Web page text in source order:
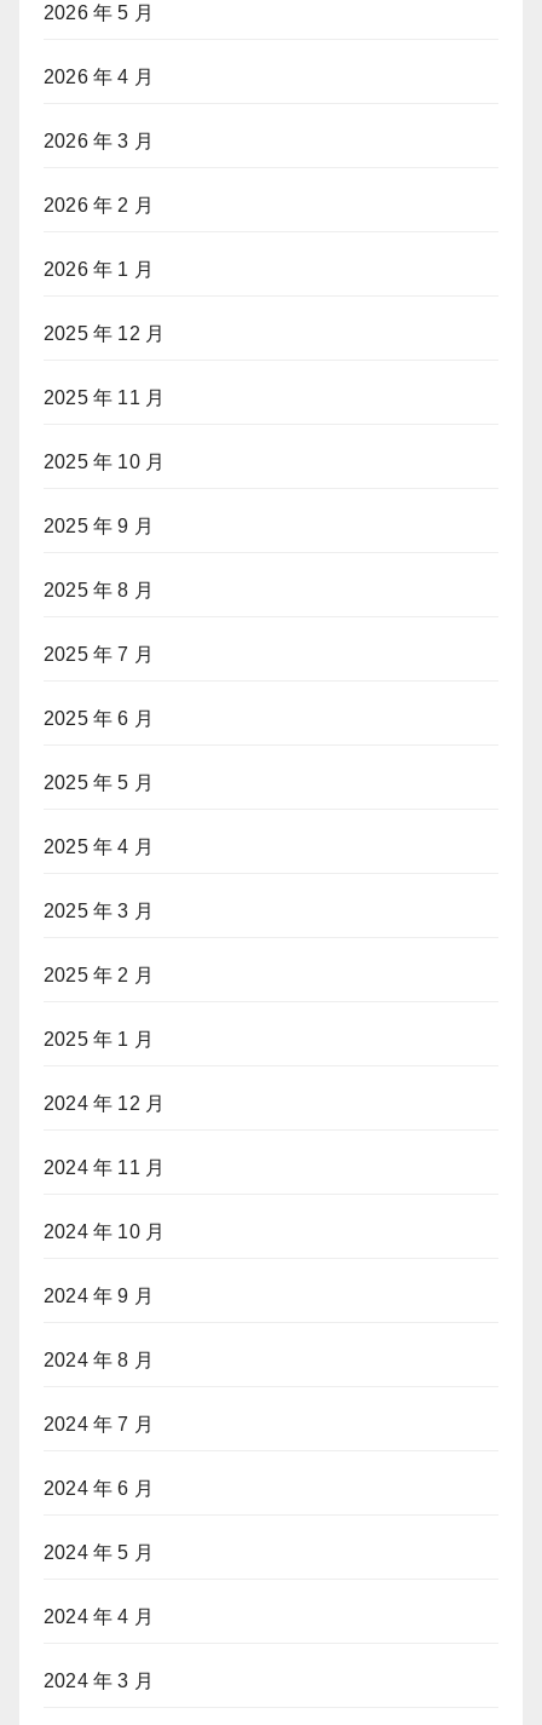
2026 年 5 月
2026 年 4 月
2026 年 3 月
2026 年 2 月
2026 年 1 月
2025 年 12 月
2025 年 11 月
2025 年 10 月
2025 年 9 月
2025 年 8 月
2025 年 7 月
2025 年 6 月
2025 年 5 月
2025 年 4 月
2025 年 3 月
2025 年 2 月
2025 年 1 月
2024 年 12 月
2024 年 11 月
2024 年 10 月
2024 年 9 月
2024 年 8 月
2024 年 7 月
2024 年 6 月
2024 年 5 月
2024 年 4 月
2024 年 3 月